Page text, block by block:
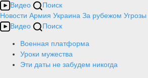
Видео
Поиск
Новости Армия Украина За рубежом Угрозы
Видео
Поиск
Военная платформа
Уроки мужества
Эти даты не забудем никогда